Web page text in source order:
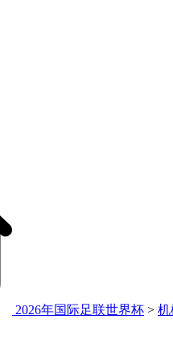
2026年国际足联世界杯 > 机